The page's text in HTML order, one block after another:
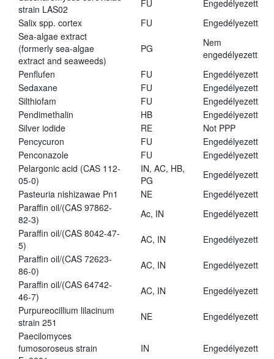
strain LAS02
FU
Engedélyezett
Salix spp. cortex
FU
Engedélyezett
Sea-algae extract
(formerly sea-algae
extract and seaweeds)
PG
Nem
engedélyezett
Penflufen
FU
Engedélyezett
Sedaxane
FU
Engedélyezett
Silthiofam
FU
Engedélyezett
Pendimethalin
HB
Engedélyezett
Silver iodide
RE
Not PPP
Pencycuron
FU
Engedélyezett
Penconazole
FU
Engedélyezett
Pelargonic acid (CAS 112-
05-0)
IN, AC, HB,
PG
Engedélyezett
Pasteuria nishizawae Pn1
NE
Engedélyezett
Paraffin oil/(CAS 97862-
82-3)
Ac, IN
Engedélyezett
Paraffin oil/(CAS 8042-47-
5)
AC, IN
Engedélyezett
Paraffin oil/(CAS 72623-
86-0)
AC, IN
Engedélyezett
Paraffin oil/(CAS 64742-
46-7)
AC, IN
Engedélyezett
Purpureocillium lilacinum
strain 251
NE
Engedélyezett
Paecilomyces
fumosoroseus strain
IN Engedélyezett